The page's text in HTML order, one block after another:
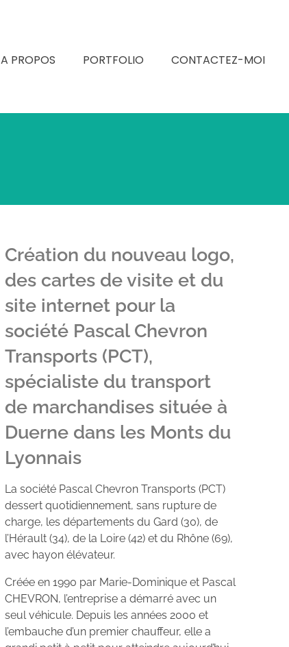
A PROPOS PORTFOLIO CONTACTEZ-MOI
Création du nouveau logo,
des cartes de visite et du
site internet pour la
société Pascal Chevron
Transports (PCT),
spécialiste du transport
de marchandises située à
Duerne dans les Monts du
Lyonnais
La société Pascal Chevron Transports (PCT)
dessert quotidiennement, sans rupture de
charge, les départements du Gard (30), de
l’Hérault (34), de la Loire (42) et du Rhône (69),
avec hayon élévateur.
Créée en 1990 par Marie-Dominique et Pascal
CHEVRON, l’entreprise a démarré avec un
seul véhicule. Depuis les années 2000 et
l’embauche d’un premier chauffeur, elle a